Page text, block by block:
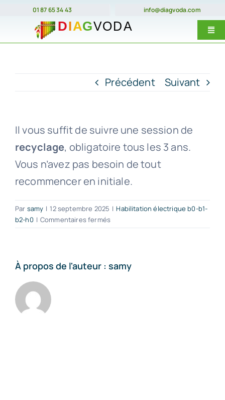
contenu
E-
Dates
Qui
01 87 65 34 43 info@diagvoda.com
Précédent Suivant
Il vous suffit de suivre une session de
recyclage, obligatoire tous les 3 ans.
Vous n’avez pas besoin de tout
recommencer en initiale.
Par samy | 12 septembre 2025 | Habilitation électrique b0-b1-
b2-h0 | Commentaires ferméssur
mon
habilitation
À propos de l'auteur : samy